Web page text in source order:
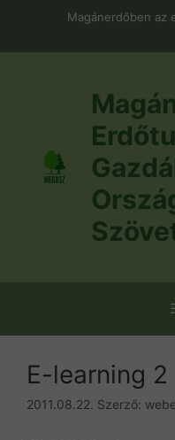
Magánerdőben az
E-learning 2
2011.08.22. Szerző: